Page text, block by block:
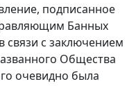
подписанное
Банных
связи с заключением
Общества
очевидно была